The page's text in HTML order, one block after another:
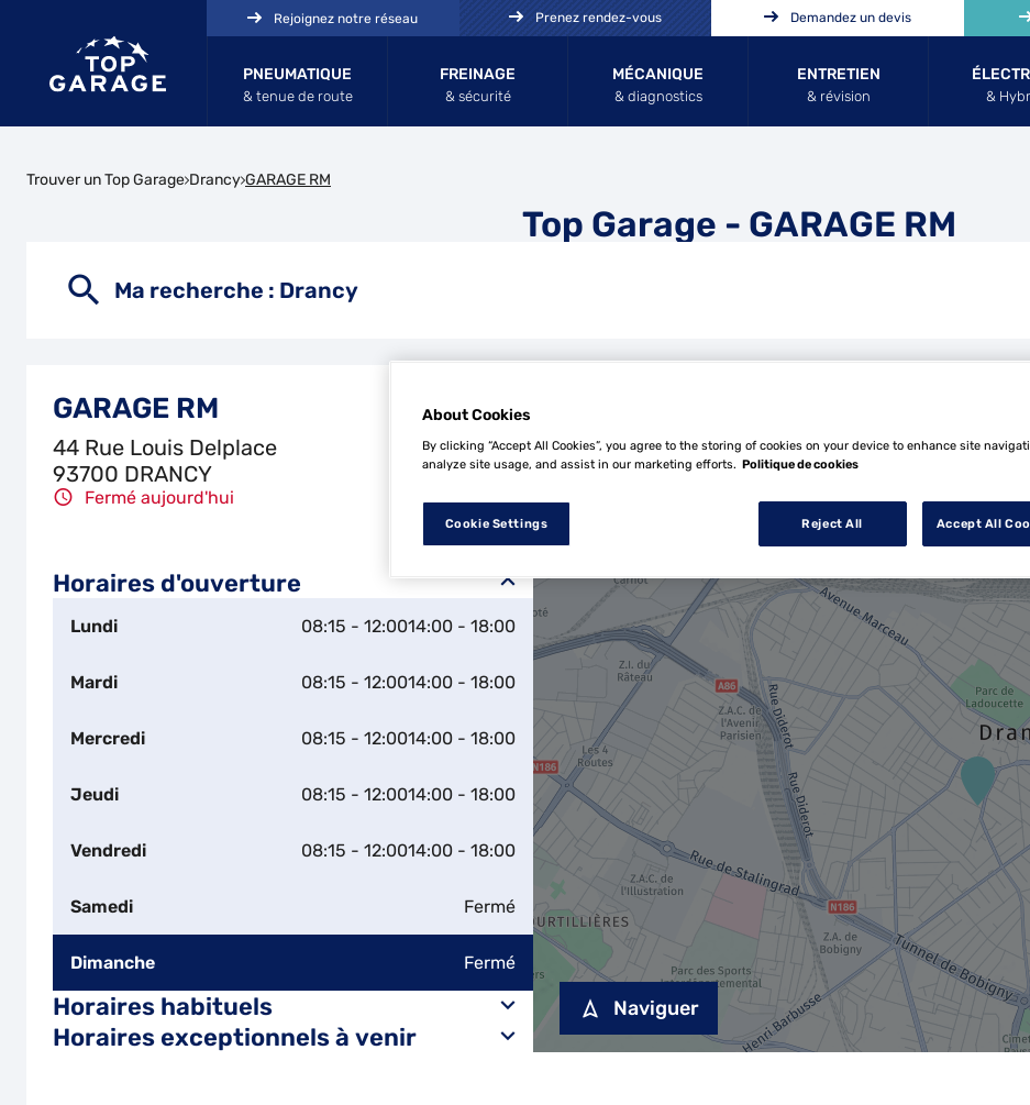
PNEUMATIQUE
& tenue de route
FREINAGE
& sécurité
MÉCANIQUE
& diagnostics
ENTRETIEN
& révision &
Rejoignez notre réseau Prenez rendez-vous Demandez un devis
Trouver un Top Garage Drancy GARAGE RM
Top Garage - GARAGE RM
Ma recherche : Drancy
GARAGE RM
44 Rue Louis Delplace
93700 DRANCY
Fermé aujourd'hui
Horaires d'ouverture
Lundi 08:15 - 12:0014:00 - 18:00
Mardi 08:15 - 12:0014:00 - 18:00
Mercredi 08:15 - 12:0014:00 - 18:00
Jeudi 08:15 - 12:0014:00 - 18:00
Vendredi 08:15 - 12:0014:00 - 18:00
Samedi Fermé
Dimanche Fermé
Horaires habituels
Horaires exceptionnels à venir
Naviguer
About Cookies
By clicking “Accept All Cookies”, you agree to the storing of cookies on your device to enhance site
analyze site usage, and assist in our marketing efforts. Politique de cookies
Cookie Settings Reject All Accept All